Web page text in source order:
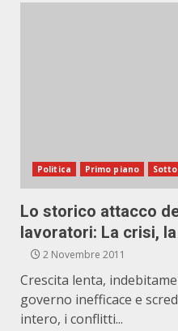
Politica Primo piano
Lo storico attacco
lavoratori: La crisi,
2 Novembre 2011
Crescita lenta,
governo inefficace e
intero, i conflitti...